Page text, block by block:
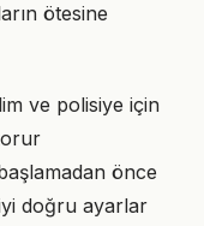
ötesine
ve polisiye için
önce
doğru ayarlar